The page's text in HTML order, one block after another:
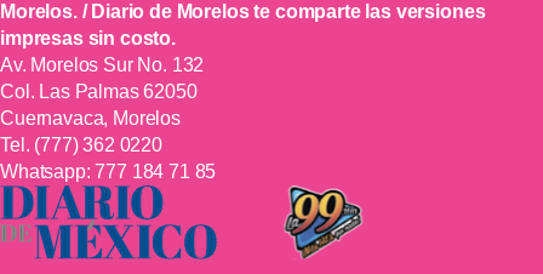
Morelos. / Diario de Morelos te comparte las versiones
impresas sin costo.
Av. Morelos Sur No. 132
Col. Las Palmas 62050
Cuernavaca, Morelos
Tel. (777) 362 0220
Whatsapp:777 184 71 85